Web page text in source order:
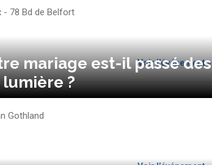
- 78 Bd de Belfort
Voir l’événement »
mariage est-il passé des
?
Gothland